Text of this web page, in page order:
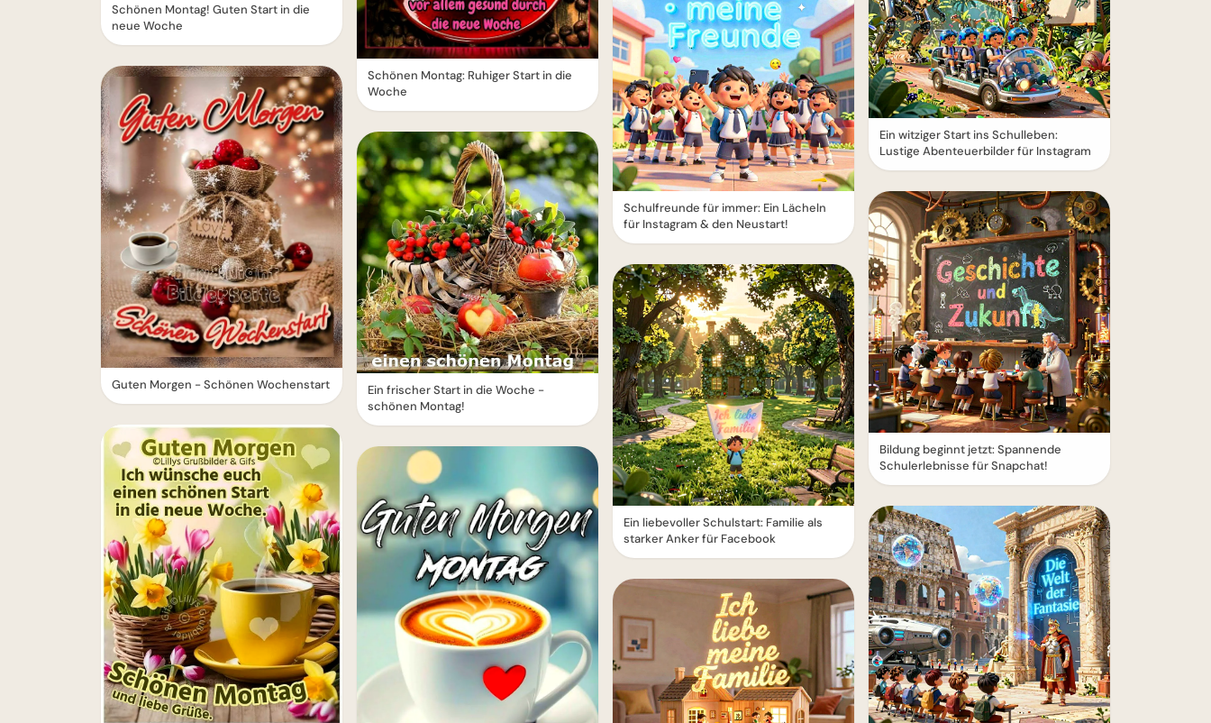
Schönen Montag! Guten Start in die
neue Woche
Guten Morgen - Schönen Wochenstart
Schönen Montag: Ruhiger Start in die
Woche
Ein frischer Start in die Woche -
schönen Montag!
Schulfreunde für immer: Ein Lächeln
für Instagram & den Neustart!
Ein liebevoller Schulstart: Familie als
starker Anker für Facebook
Ein witziger Start ins Schulleben:
Lustige Abenteuerbilder für Instagram
Bildung beginnt jetzt: Spannende
Schulerlebnisse für Snapchat!